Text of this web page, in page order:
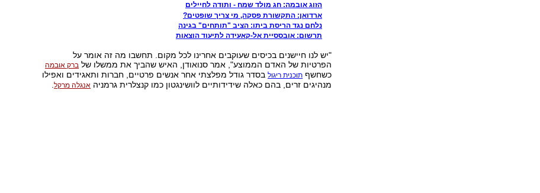
הזוג אובמה: חג מולד שמח - ותודה לחיילים
ארדואן: התקשורת פסקה, מי צריך שופטים?
נלחם נגד הריסת ביתו: הציב "תותחים" בגינה
תרשום: אובססיית אל-קאעידה לתיעוד הוצאות
"יש לנו חיישנים בכיסים שעוקבים אחרינו לכל מקום. תחשבו מה זה אומר על
הפרטיות של האדם הממוצע", אמר סנואודן, האיש שהביך את ממשלו של ברק אובמה
כשחשף תוכנית ריגולבסדר גודל מפלצתי אחר אנשים פרטיים, חברות ותאגידים ואפילו
מנהיגים זרים, בהם כאלה שידידותיים לוושינגטון כמו קנצלרית גרמניה אנגלה מרקל.